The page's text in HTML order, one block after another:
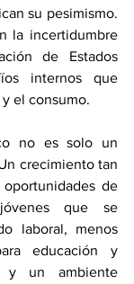
su pesimismo.
la incertidumbre
de Estados
internos que
el consumo.
no es solo un
crecimiento tan
de
que se
laboral, menos
educación y
y un ambiente